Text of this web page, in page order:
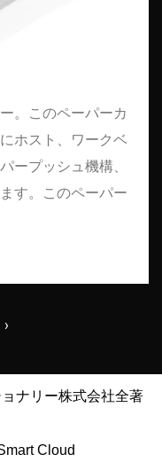
。このペーパーカ
ホスト、ワークベ
ープッシュ機構、
す。このペーパー
›
ナリー株式会社全著
Cloud